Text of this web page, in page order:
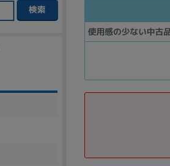
使用感の少ない中古
検索